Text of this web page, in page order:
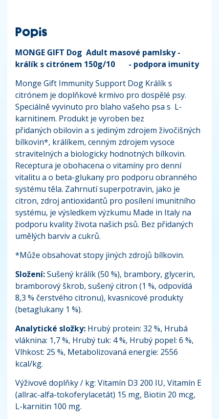
Popis
MONGE GIFT Dog Adult masové pamlsky -
králík s citrónem 150g/10
- podpora imunity
Monge Gift Immunity Support Dog Králík s
citrónem je doplňkové krmivo pro dospělé psy.
Speciálně vyvinuto pro blaho vašeho psa s L-
karnitinem. Produkt je vyroben bez
přidaných obilovin a s jediným zdrojem živočišných
bílkovin*, králíkem, cenným zdrojem vysoce
stravitelných a biologicky hodnotných bílkovin.
Receptura je obohacena o vitamíny pro denní
vitalitu a o beta-glukany pro podporu obranného
systému těla. Zahrnutí superpotravin, jako je
citron, zdroj antioxidantů pro posílení imunitního
systému, je výsledkem výzkumu Made in Italy na
podporu kvality života našich psů. Bez přidaných
umělých barviv a cukrů.
*Může obsahovat stopy jiných zdrojů bílkovin.
Složení:Sušený králík (50 %), brambory, glycerin,
bramborový škrob, sušený citron (1 %, odpovídá
8,3 % čerstvého citronu), kvasnicové produkty
(betaglukany 1 %).
Analytické složky: Hrubý protein: 32 %, Hrubá
vláknina: 1,7 %, Hrubý tuk: 4 %, Hrubý popel: 6 %,
Vlhkost: 25 %, Metabolizovaná energie: 2556
kcal/kg.
Výživové doplňky / kg: Vitamín D3 200 IU, Vitamín E
(allrac-alfa-tokoferylacetát) 15 mg, Biotin 20 mcg,
L-karnitin 100 mg.